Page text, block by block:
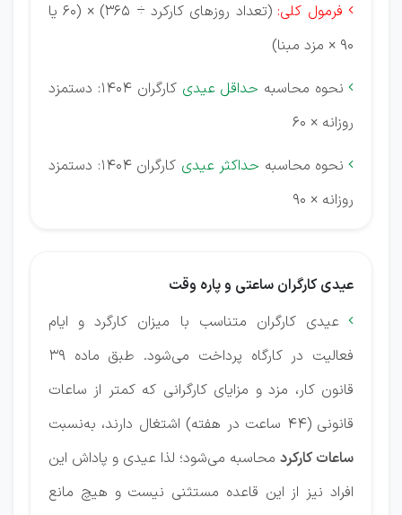
فرمول کلی:
(تعداد روزهای کارکرد ÷ ۳۶۵) × (۶۰ یا
۹۰ × مزد مبنا)
 نحوه محاسبه حداقل عیدی
کارگران 1404: دستمزد
روزانه × 60
 نحوه محاسبه حداکثر عیدی
کارگران 1404: دستمزد
روزانه × 90
عیدی کارگران ساعتی و پاره وقت

عیدی کارگران متناسب با میزان کارگرد و ایام
فعالیت در کارگاه پرداخت می‌شود. طبق ماده 39
قانون کار، مزد و مزایای کارگرانی که کمتر از ساعات
قانونی (44 ساعت در هفته) اشتغال دارند، به‌نسبت
ساعات کارکرد محاسبه می‌شود؛ لذا عیدی و پاداش این
افراد نیز از این قاعده مستثنی نیست و هیچ مانع